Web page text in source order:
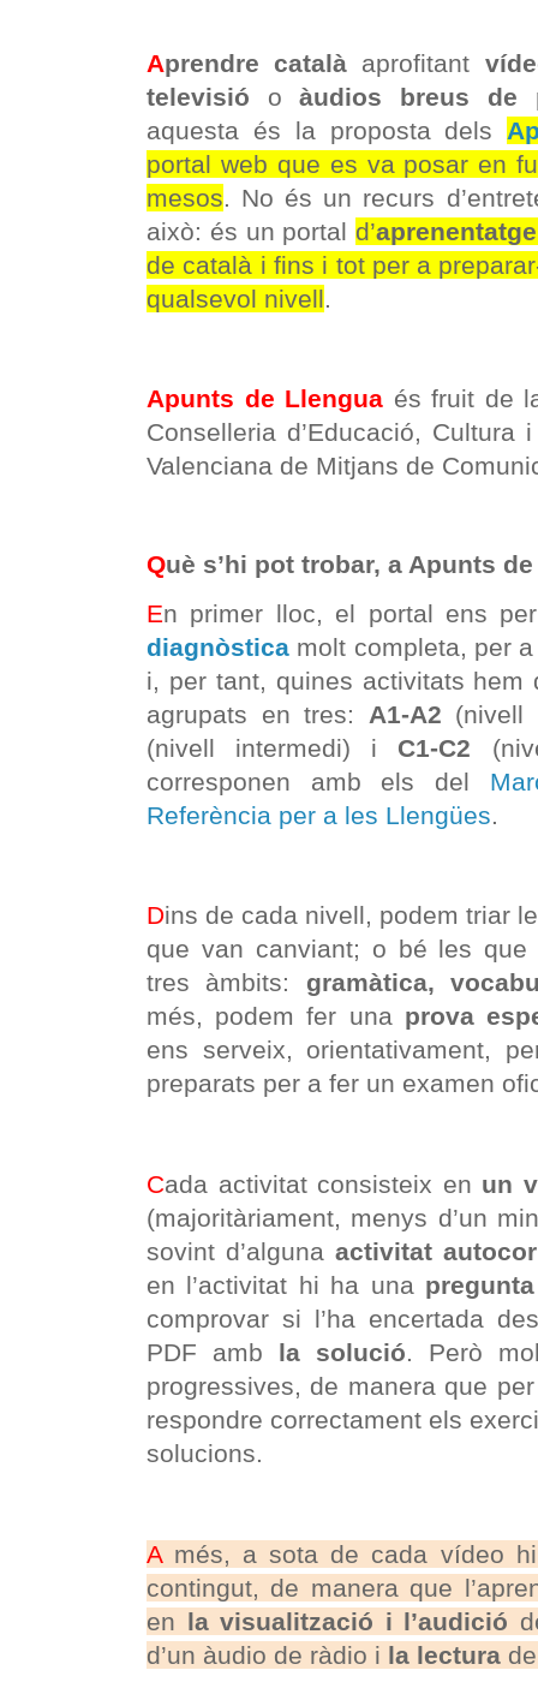
Aprendre català aprofitant
televisió oàudios breus de
aquesta és la proposta dels
portal web que es va posar en
mesos. No és un recurs
això: és un portal d’aprenentatge
de català i fins i tot per a
qualsevol nivell.
Apunts de Llengua és fruit de
Conselleria d’Educació, Cultura
Valenciana de Mitjans de
Què s’hi pot trobar, a Apunts
En primer lloc, el portal ens
diagnòstica molt completa, per
i, per tant, quines activitats hem
agrupats en tres: A1-A2 (nivell
(nivell intermedi) i C1-C2
corresponen amb els del
Referència per a les Llengües.
Dins de cada nivell, podem triar
que van canviant; o bé les
tres àmbits: gramàtica,
més, podem fer una prova
ens serveix, orientativament,
preparats per a fer un examen
Cada activitat consisteix en un
(majoritàriament, menys d’un
sovint d’alguna activitat
en l’activitat hi ha una
comprovar si l’ha encertada
PDF amb la solució. Però
progressives, de manera que
respondre correctament els
solucions.
Amés, a sota de cada vídeo
contingut, de manera que
en la visualització i l’audició
d’un àudio de ràdio i la lectura